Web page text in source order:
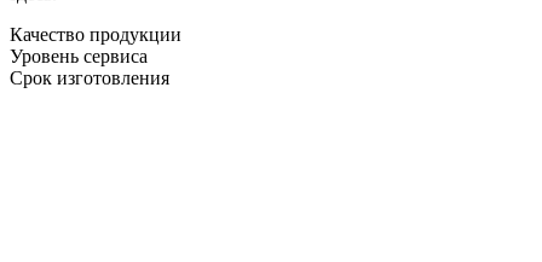
Качество продукции
Уровень сервиса
Срок изготовления